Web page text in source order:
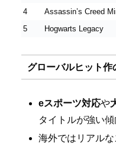
4
Assassin’s Creed
5
Hogwarts Legacy
グローバルヒット作
eスポーツ対応や
タイトルが強い傾
海外ではリアル